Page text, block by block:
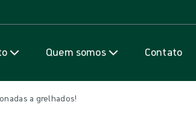
Quem somos Contato
a grelhados!